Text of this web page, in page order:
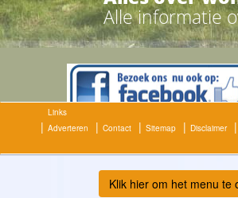
Alle informatie
Links
Adverteren
Contact Sitemap Disclaimer
Klik hier om het menu te